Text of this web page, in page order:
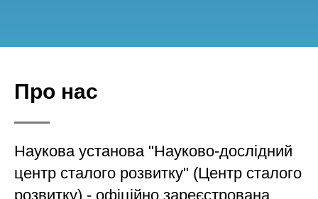
Про нас
Наукова установа "Науково-дослідний
центр сталого розвитку" (Центр сталого
розвитку) - офіційно зареєстрована